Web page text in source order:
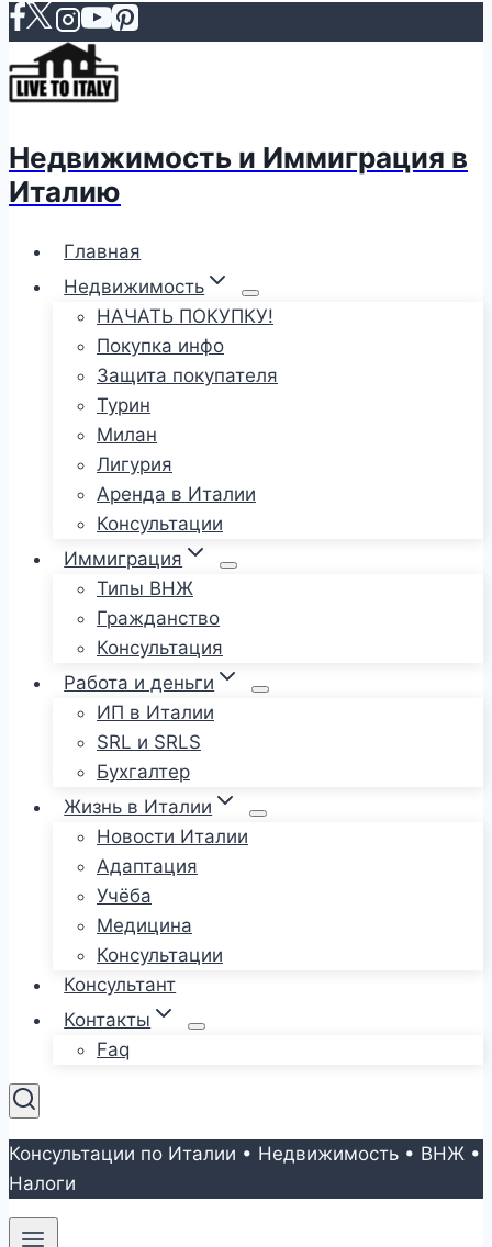
Недвижимость и Иммиграция в
Италию
Главная
Недвижимость
НАЧАТЬ ПОКУПКУ!
Покупка инфо
Защита покупателя
Турин
Милан
Лигурия
Аренда в Италии
Консультации
Иммиграция
Типы ВНЖ
Гражданство
Консультация
Работа и деньги
ИП в Италии
SRL и SRLS
Бухгалтер
Жизнь в Италии
Новости Италии
Адаптация
Учёба
Медицина
Консультации
Консультант
Контакты
Faq
Консультации по Италии • Недвижимость • ВНЖ •
Налоги